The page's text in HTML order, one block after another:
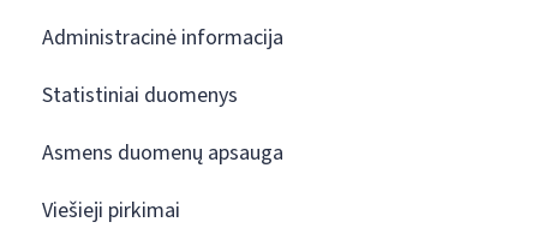
Administracinė informacija
Statistiniai duomenys
Asmens duomenų apsauga
Viešieji pirkimai